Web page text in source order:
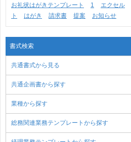
お礼状はがきテンプレート 1 エクセル
ト
はがき 請求書 提案 お知らせ
書式検索
共通書式から見る
共通企画書から探す
業種から探す
総務関連業務テンプレートから探す